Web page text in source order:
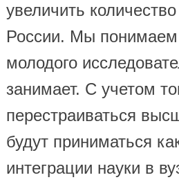
увеличить
России. Мы понимаем,
молодого
занимает. С учетом
перестраиваться
будут приниматься
интеграции науки в